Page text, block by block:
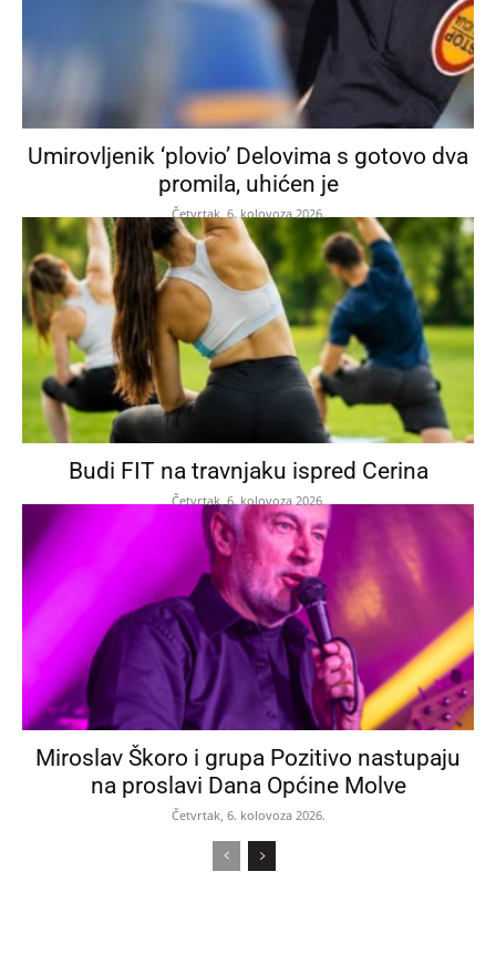
Umirovljenik ‘plovio’ Delovima s gotovo dva
promila, uhićen je
Četvrtak, 6. kolovoza 2026.
Budi FIT na travnjaku ispred Cerina
Četvrtak, 6. kolovoza 2026.
Miroslav Škoro i grupa Pozitivo nastupaju
na proslavi Dana Općine Molve
Četvrtak, 6. kolovoza 2026.